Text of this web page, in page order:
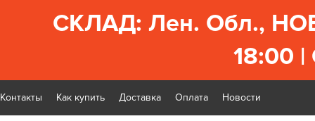
СКЛАД: Лен. Обл.,
18:00
Контакты Как купить Доставка Оплата Новости